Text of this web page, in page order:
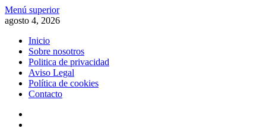
Saltar
al
Menú superior
agosto 4, 2026
Inicio
Sobre nosotros
Politica de privacidad
Aviso Legal
Política de cookies
Contacto